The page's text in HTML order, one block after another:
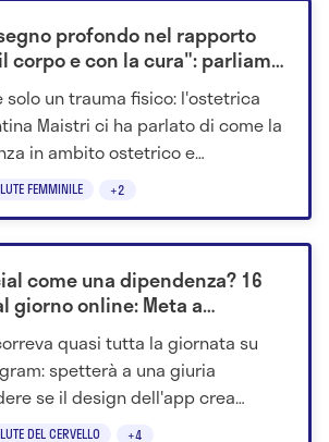
FEMMINILE +2
profondo nel rapporto
corpo e con la cura": parliamo
ostetrica con Valentina
solo un trauma fisico: l'ostetrica
Maistri ci ha parlato di come la
in ambito ostetrico e
possa avere un grande
DEL CERVELLO +4
come una dipendenza? 16
giorno online: Meta a
davanti ai giudici
quasi tutta la giornata su
spetterà a una giuria
se il design dell'app crea
patologica.